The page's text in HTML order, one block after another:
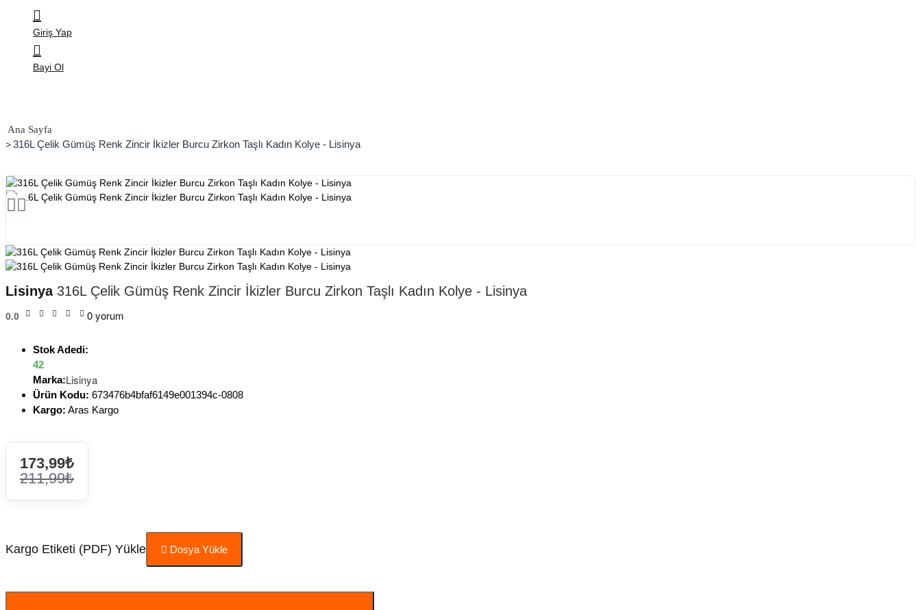
Giriş Yap
Bayi Ol
316L Çelik Gümüş Renk Zincir İkizler Burcu Zirkon Taşlı Kadın Kolye - Lisinya
Lisinya316L Çelik Gümüş Renk Zincir İkizler Burcu Zirkon Taşlı Kadın Kolye - Lisinya
0.0 0 yorum
Stok Adedi:
42
Marka:Lisinya
Ürün Kodu: 673476b4bfaf6149e001394c-0808
Kargo: Aras Kargo
173,99₺
211,99₺
Kargo Etiketi (PDF) Yükle Dosya Yükle